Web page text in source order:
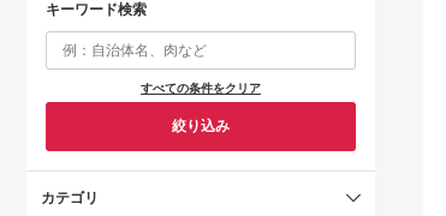
キーワード検索
すべての条件をクリア
絞り込み
カテゴリ